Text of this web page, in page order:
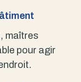
maîtres
pour agir